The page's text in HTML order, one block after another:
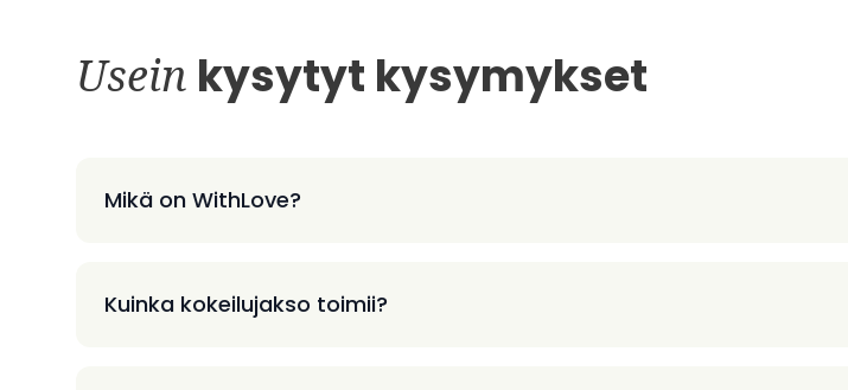
Usein kysytyt kysymykset
Mikä on WithLove?
Kuinka kokeilujakso toimii?